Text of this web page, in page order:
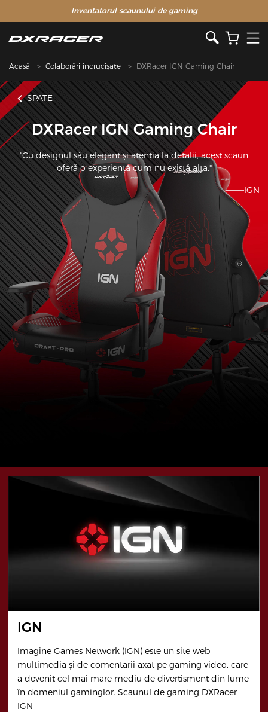
Inventatorul scaunului de gaming
Acasă Colaborări încrucișate DXRacer IGN Gaming Chair
SPATE
DXRacer IGN Gaming Chair
"Cu designul său elegant și atenția la detalii, acest scaun
oferă o experiență cum nu există alta."
———IGN
IGN
Imagine Games Network (IGN) este un site web
multimedia și de comentarii axat pe gaming video, care
a devenit cel mai mare mediu de divertisment din lume
în domeniul gaminglor. Scaunul de gaming DXRacer
IGN